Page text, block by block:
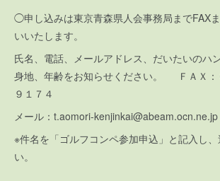
◯申し込みは東京青森県人会事務局までFAX
いいたします。
氏名、電話、メールアドレス、だいたいのハ
身地、年齢をお知らせください。 ＦＡＸ：
９１７４
メール：t.aomori-kenjinkai@abeam.ocn.ne.jp
※件名を「ゴルフコンペ参加申込」と記入し
い。